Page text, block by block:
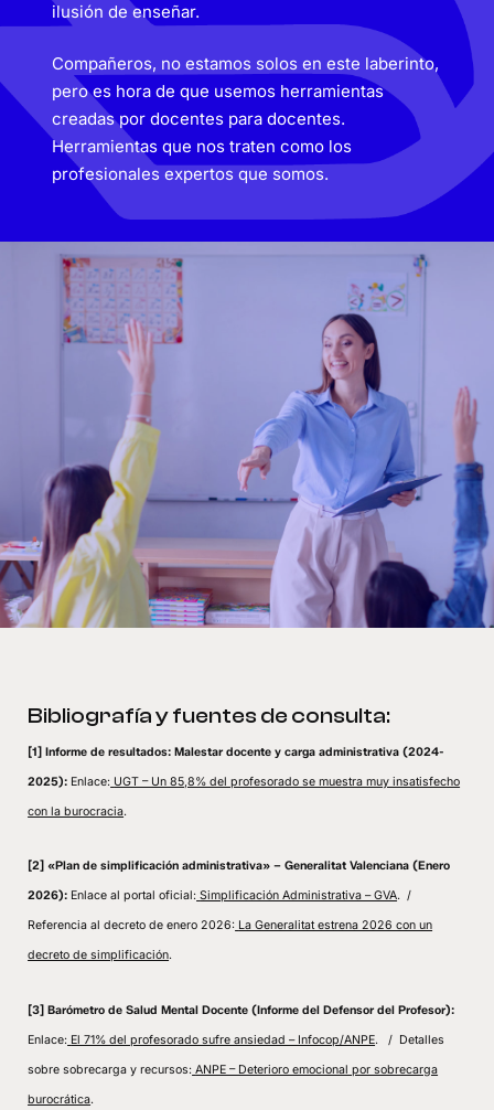
ilusión de enseñar.
Compañeros, no estamos solos en este laberinto,
pero es hora de que usemos herramientas
creadas por docentes para docentes.
Herramientas que nos traten como los
profesionales expertos que somos.
Bibliografía y fuentes de consulta:
[1] Informe de resultados: Malestar docente y carga administrativa (2024-
2025): Enlace: UGT – Un 85,8% del profesorado se muestra muy insatisfecho
con la burocracia.
[2] «Plan de simplificación administrativa» – Generalitat Valenciana (Enero
2026): Enlace al portal oficial: Simplificación Administrativa – GVA. /
Referencia al decreto de enero 2026: La Generalitat estrena 2026 con un
decreto de simplificación.
[3] Barómetro de Salud Mental Docente (Informe del Defensor del Profesor):
Enlace: El 71% del profesorado sufre ansiedad – Infocop/ANPE. / Detalles
sobre sobrecarga y recursos: ANPE – Deterioro emocional por sobrecarga
burocrática.